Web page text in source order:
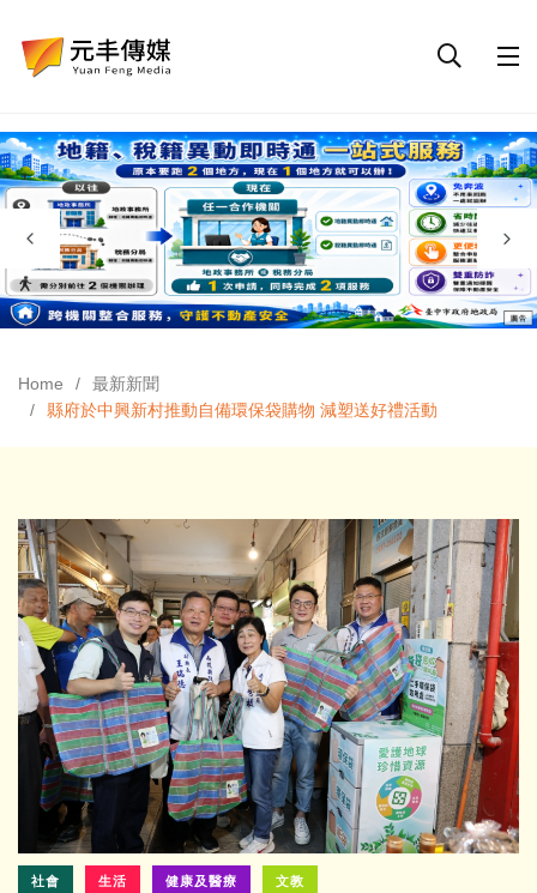
Home
最新新聞
縣府於中興新村推動自備環保袋購物 減塑送好禮活動
社會 生活 健康及醫療 文教